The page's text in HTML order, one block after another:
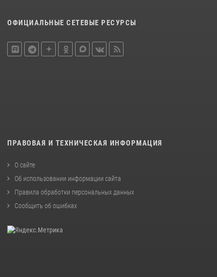
ОФИЦИАЛЬНЫЕ СЕТЕВЫЕ РЕСУРСЫ
ПРАВОВАЯ И ТЕХНИЧЕСКАЯ ИНФОРМАЦИЯ
О сайте
Об использовании информации сайта
Правила обработки персональных данных
Сообщить об ошибках